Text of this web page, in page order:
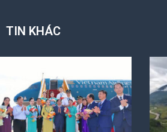
TIN KHÁC